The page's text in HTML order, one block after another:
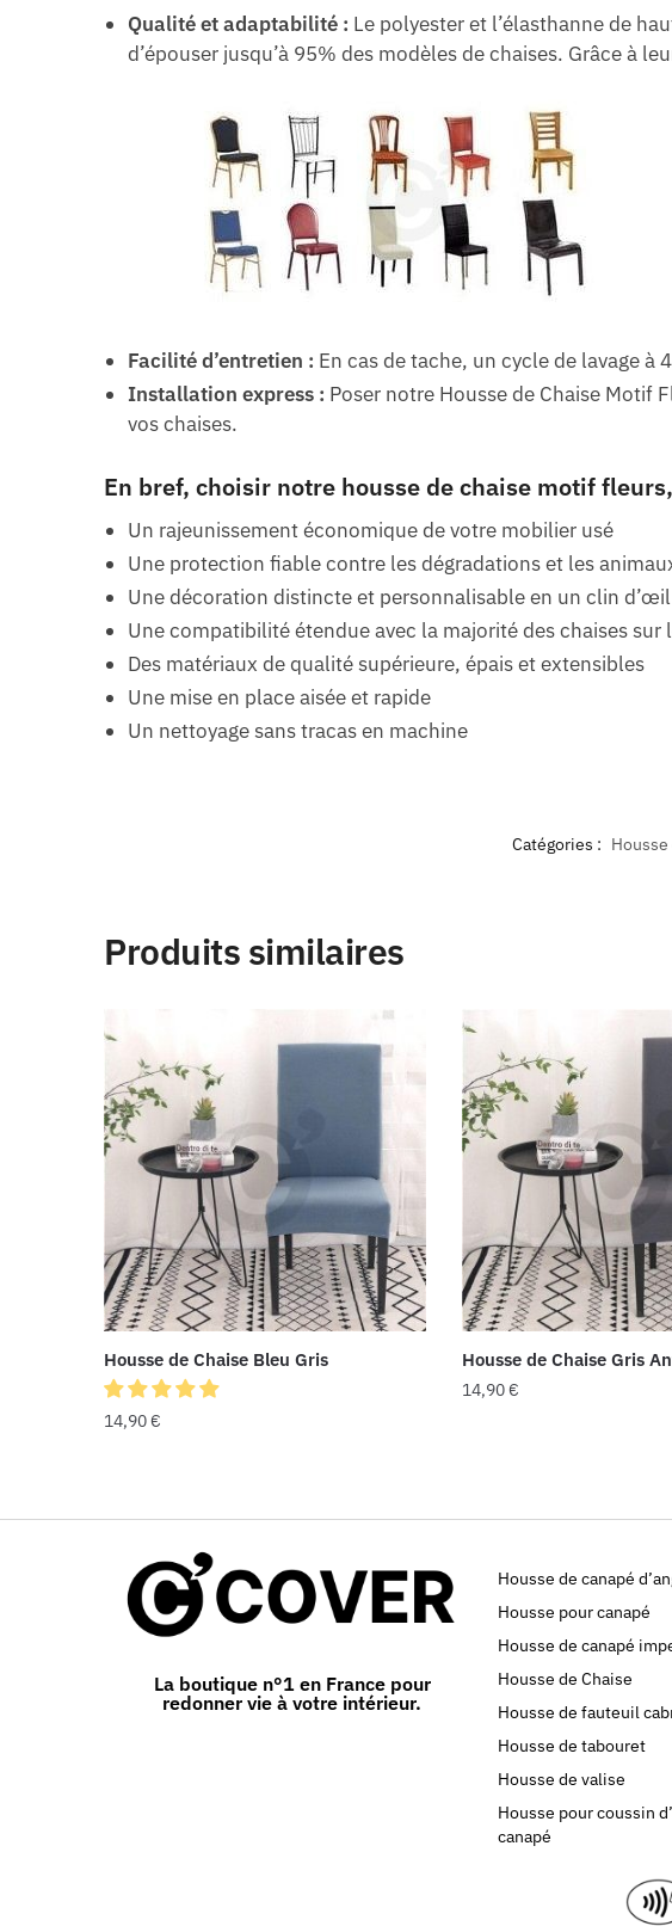
Qualité et adaptabilité : Le polyester et l’élasthanne de
d’épouser jusqu’à 95% des modèles de chaises. Grâce à
Facilité d’entretien : En cas de tache, un cycle de lavage
Installation express : Poser notre Housse de Chaise Motif
vos chaises.
En bref, choisir notre housse de chaise motif
Un rajeunissement économique de votre mobilier usé
Une protection fiable contre les dégradations et les
Une décoration distincte et personnalisable en un clin d’œil
Une compatibilité étendue avec la majorité des chaises sur
Des matériaux de qualité supérieure, épais et extensibles
Une mise en place aisée et rapide
Un nettoyage sans tracas en machine
Catégories : Housse
Produits similaires
Housse de Chaise Bleu Gris
14,90€
Housse de Chaise Gris
14,90€
La boutique n°1 en France pour
redonner vie à votre intérieur.
Housse de canapé
Housse pour canapé
Housse de canapé
Housse de Chaise
Housse de fauteuil
Housse de tabouret
Housse de valise
Housse pour coussin
canapé